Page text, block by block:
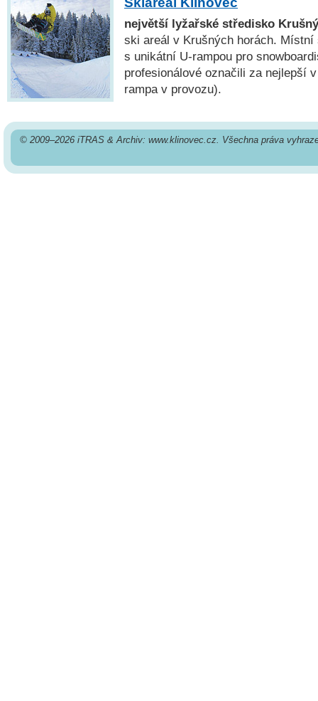
největší lyžařské středisko
ski areál v Krušných horách. Místní
s unikátní U-rampou pro
profesionálové označili za nejlepší
rampa v provozu).
© 2009–2026 iTRAS & Archiv: www.klinovec.cz. Všechna práva